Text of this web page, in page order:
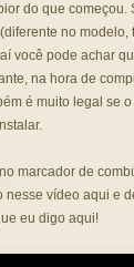
do que começou.
no
você pode achar
na hora de
é muito legal se
marcador de
nesse vídeo aqui e
eu digo aqui!